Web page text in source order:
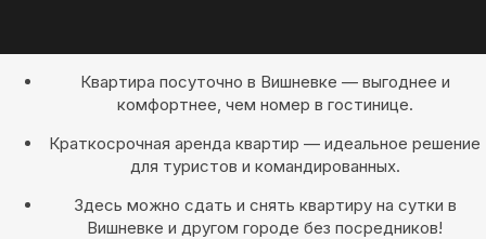
Квартира посуточно в Вишневке — выгоднее и
комфортнее, чем номер в гостинице.
Краткосрочная аренда квартир — идеальное решение
для туристов и командированных.
Здесь можно сдать и снять квартиру на сутки в
Вишневке и другом городе без посредников!